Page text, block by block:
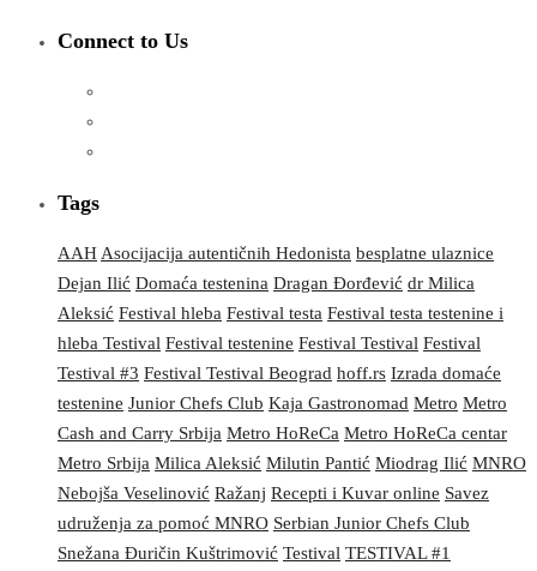
Connect to Us
Tags
AAH Asocijacija autentičnih Hedonista besplatne ulaznice
Dejan Ilić Domaća testenina Dragan Đorđević dr Milica
Aleksić Festival hleba Festival testa Festival testa testenine i
hleba Testival Festival testenine Festival Testival Festival
Testival #3 Festival Testival Beograd hoff.rs Izrada domaće
testenine Junior Chefs Club Kaja Gastronomad Metro Metro
Cash and Carry Srbija Metro HoReCa Metro HoReCa centar
Metro Srbija Milica Aleksić Milutin Pantić Miodrag Ilić MNRO
Nebojša Veselinović Ražanj Recepti i Kuvar online Savez
udruženja za pomoć MNRO Serbian Junior Chefs Club
Snežana Đuričin Kuštrimović Testival TESTIVAL #1